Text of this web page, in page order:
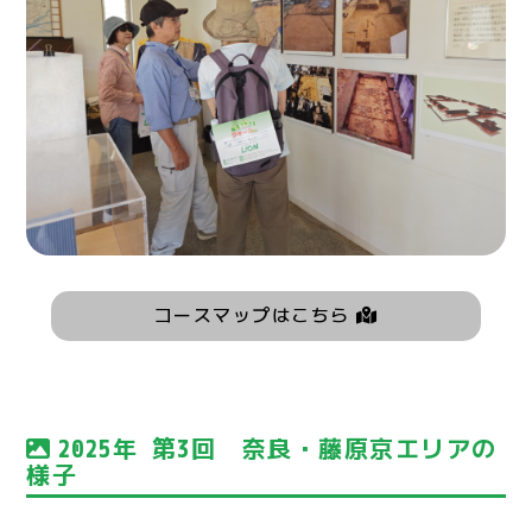
コースマップはこちら
2025年 第3回 奈良・藤原京エリアの
様子